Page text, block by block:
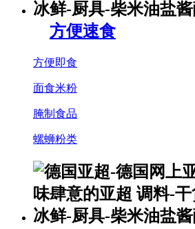
方便速食
方便即食
面食米粉
腌制食品
螺蛳粉类